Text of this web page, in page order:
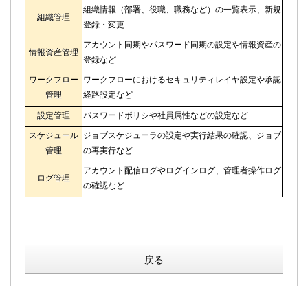
組織管理
組織情報（部署、役職、職務など）の一覧表示、新規
登録・変更
情報資産管理
アカウント同期やパスワード同期の設定や情報資産の
登録など
ワークフロー
管理
ワークフローにおけるセキュリティレイヤ設定や承認
経路設定など
設定管理 パスワードポリシや社員属性などの設定など
スケジュール
管理
ジョブスケジューラの設定や実行結果の確認、ジョブ
の再実行など
ログ管理
アカウント配信ログやログインログ、管理者操作ログ
の確認など
戻る